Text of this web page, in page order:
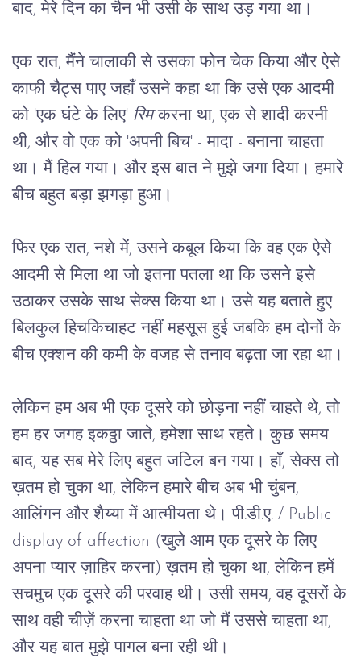
बाद, मेरे दिन का चैन भी उसी के साथ उड़ गया था।
एक रात, मैंने चालाकी से उसका फोन चेक किया और ऐसे
काफी चैट्स पाए जहाँ उसने कहा था कि उसे एक आदमी
को 'एक घंटे के लिए' रिम करना था, एक से शादी करनी
थी, और वो एक को 'अपनी बिच' - मादा - बनाना चाहता
था। मैं हिल गया। और इस बात ने मुझे जगा दिया। हमारे
बीच बहुत बड़ा झगड़ा हुआ।
फिर एक रात, नशे में, उसने कबूल किया कि वह एक ऐसे
आदमी से मिला था जो इतना पतला था कि उसने इसे
उठाकर उसके साथ सेक्स किया था। उसे यह बताते हुए
बिलकुल हिचकिचाहट नहीं महसूस हुई जबकि हम दोनों के
बीच एक्शन की कमी के वजह से तनाव बढ़ता जा रहा था।
लेकिन हम अब भी एक दूसरे को छोड़ना नहीं चाहते थे, तो
हम हर जगह इकठ्ठा जाते, हमेशा साथ रहते। कुछ समय
बाद, यह सब मेरे लिए बहुत जटिल बन गया। हाँ, सेक्स तो
ख़तम हो चुका था, लेकिन हमारे बीच अब भी चुंबन,
आलिंगन और शैय्या में आत्मीयता थे। पी.डी.ए. / Public
display of affection (खुले आम एक दूसरे के लिए
अपना प्यार ज़ाहिर करना) ख़तम हो चुका था, लेकिन हमें
सचमुच एक दूसरे की परवाह थी। उसी समय, वह दूसरों के
साथ वही चीज़ें करना चाहता था जो मैं उससे चाहता था,
और यह बात मुझे पागल बना रही थी।